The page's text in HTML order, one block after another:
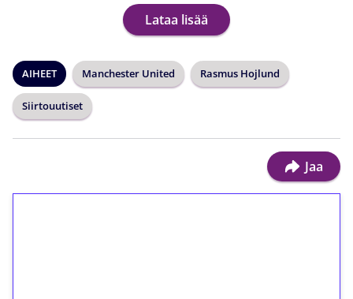
Lataa lisää
AIHEET Manchester United Rasmus Hojlund
Siirtouutiset
Jaa